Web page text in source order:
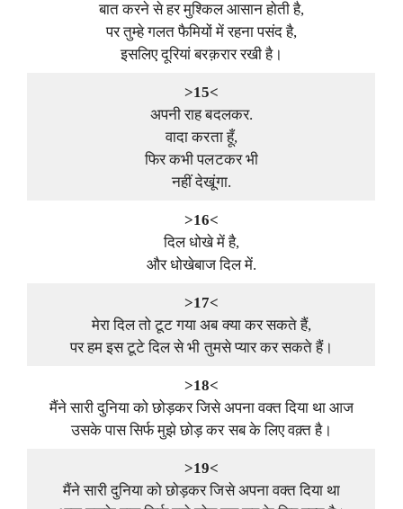
बात करने से हर मुश्किल आसान होती है,
पर तुम्हे गलत फैमियों में रहना पसंद है,
इसलिए दूरियां बरक़रार रखी है।
>15<
अपनी राह बदलकर.
वादा करता हूँ,
फिर कभी पलटकर भी
नहीं देखूंगा.
>16<
दिल धोखे में है,
और धोखेबाज दिल में.
>17<
मेरा दिल तो टूट गया अब क्या कर सकते हैं,
पर हम इस टूटे दिल से भी तुमसे प्यार कर सकते हैं।
>18<
मैंने सारी दुनिया को छोड़कर जिसे अपना वक्त दिया था आज
उसके पास सिर्फ मुझे छोड़ कर सब के लिए वक़्त है।
>19<
मैंने सारी दुनिया को छोड़कर जिसे अपना वक्त दिया था